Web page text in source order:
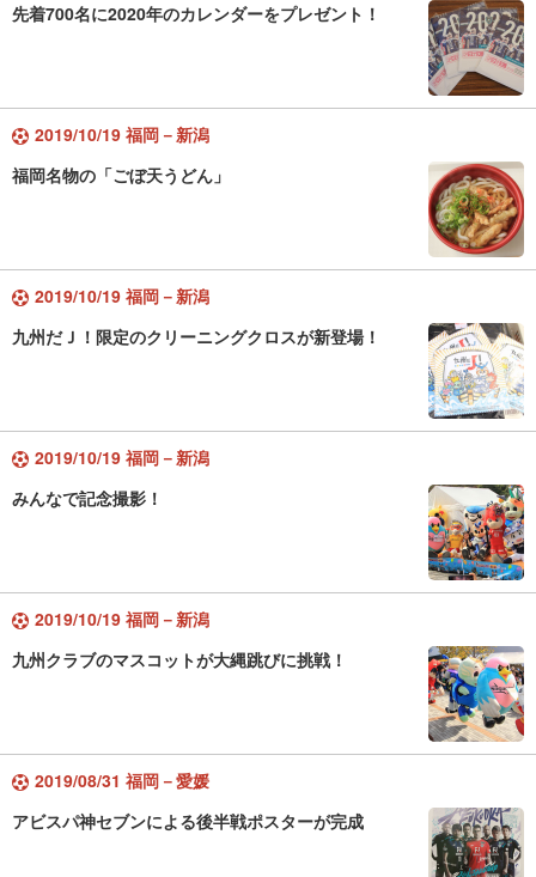
先着700名に2020年のカレンダーをプレゼント！
2019/10/19 福岡－新潟
福岡名物の「ごぼ天うどん」
2019/10/19 福岡－新潟
九州だＪ！限定のクリーニングクロスが新登場！
2019/10/19 福岡－新潟
みんなで記念撮影！
2019/10/19 福岡－新潟
九州クラブのマスコットが大縄跳びに挑戦！
2019/08/31 福岡－愛媛
アビスパ神セブンによる後半戦ポスターが完成